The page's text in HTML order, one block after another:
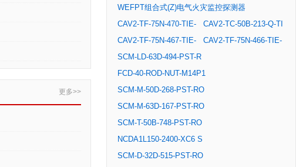
更多>>
WEFPT组合式(Z)电气火灾监控探测器
CAV2-TF-75N-470-TIE-
CAV2-TC-50B-213-Q-TI
CAV2-TF-75N-467-TIE-
CAV2-TF-75N-466-TIE-
SCM-LD-63D-494-PST-R
FCD-40-ROD-NUT-M14P1
SCM-M-50D-268-PST-RO
SCM-M-63D-167-PST-RO
SCM-T-50B-748-PST-RO
NCDA1L150-2400-XC6 S
SCM-D-32D-515-PST-RO